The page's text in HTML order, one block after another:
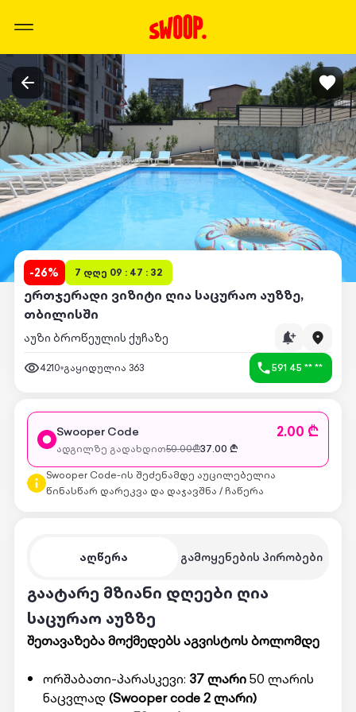
-26% 7 დღე 09 : 47 : 32
ერთჯერადი ვიზიტი ღია საცურაო აუზზე,
თბილისში
აუზი ბროწეულის ქუჩაზე
4210 გაყიდულია 363 591 45 ** **
აღწერა გამოყენების პირობები
გაატარე მზიანი დღეები ღია
საცურაო აუზზე
შეთავაზება მოქმედებს აგვისტოს ბოლომდე
ორშაბათი-პარასკევი: 37 ლარი50 ლარის
ნაცვლად (Swooper code 2 ლარი)
Swooper Code 2.00 ₾
ადგილზე გადახდით50.00₾37.00 ₾
Swooper Code-ის შეძენამდე აუცილებელია
წინასწარ დარეკვა და დაჯავშნა / ჩაწერა